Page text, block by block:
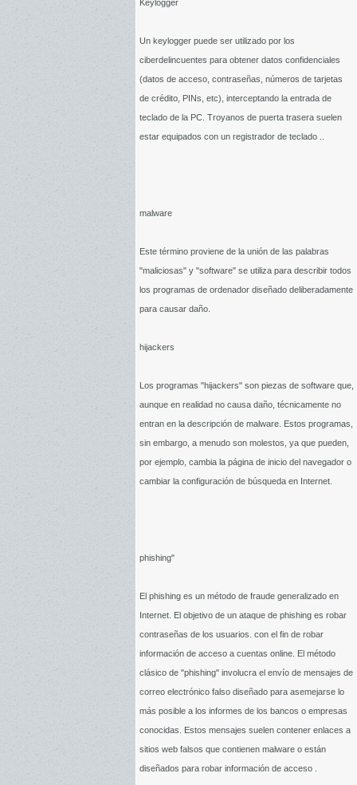
Keylogger
Un keylogger puede ser utilizado por los
ciberdelincuentes para obtener datos confidenciales
(datos de acceso, contraseñas, números de tarjetas
de crédito, PINs, etc), interceptando la entrada de
teclado de la PC. Troyanos de puerta trasera suelen
estar equipados con un registrador de teclado ..
malware
Este término proviene de la unión de las palabras
"maliciosas" y "software" se utiliza para describir todos
los programas de ordenador diseñado deliberadamente
para causar daño.
hijackers
Los programas "hijackers" son piezas de software que,
aunque en realidad no causa daño, técnicamente no
entran en la descripción de malware. Estos programas,
sin embargo, a menudo son molestos, ya que pueden,
por ejemplo, cambia la página de inicio del navegador o
cambiar la configuración de búsqueda en Internet.
phishing"
El phishing es un método de fraude generalizado en
Internet. El objetivo de un ataque de phishing es robar
contraseñas de los usuarios. con el fin de robar
información de acceso a cuentas online. El método
clásico de "phishing" involucra el envío de mensajes de
correo electrónico falso diseñado para asemejarse lo
más posible a los informes de los bancos o empresas
conocidas. Estos mensajes suelen contener enlaces a
sitios web falsos que contienen malware o están
diseñados para robar información de acceso .